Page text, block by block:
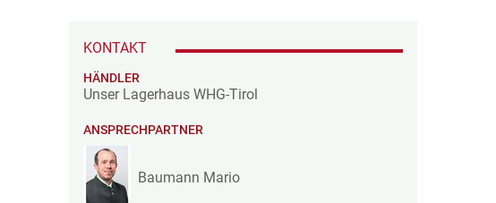
KONTAKT
HÄNDLER
Unser Lagerhaus WHG-Tirol
ANSPRECHPARTNER
Baumann Mario